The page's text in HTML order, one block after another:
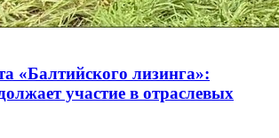
«Балтийского лизинга»:
участие в отраслевых